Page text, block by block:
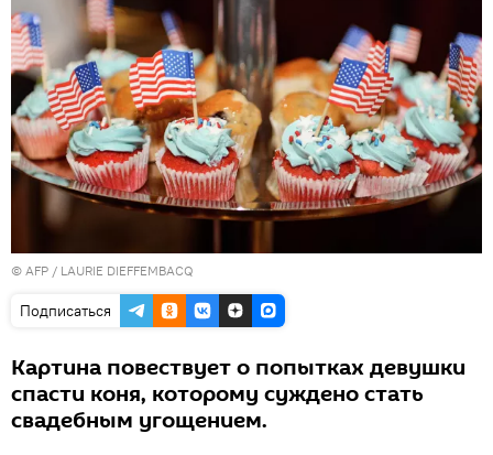
© AFP / LAURIE DIEFFEMBACQ
Подписаться
Картина повествует о попытках девушки
спасти коня, которому суждено стать
свадебным угощением.